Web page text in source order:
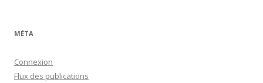
MÉTA
Connexion
Flux des publications